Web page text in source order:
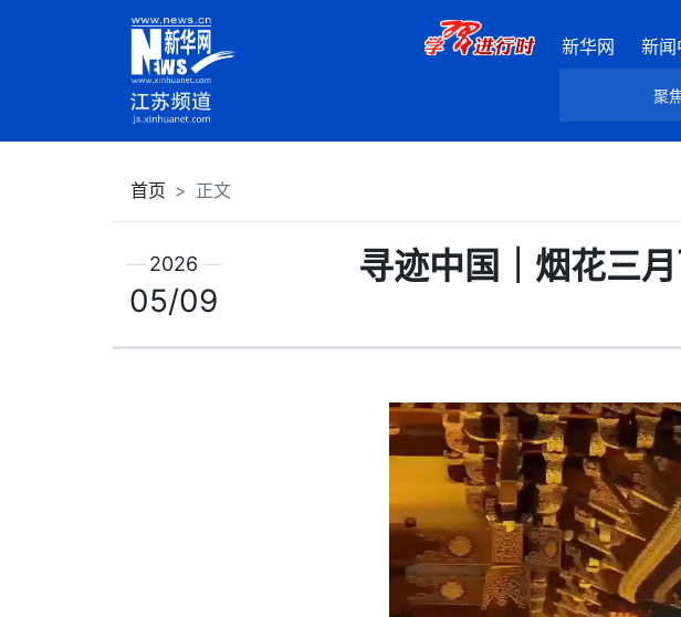
新华网 新
聚
首页 正文
寻迹中国｜烟花三
2026
05/09